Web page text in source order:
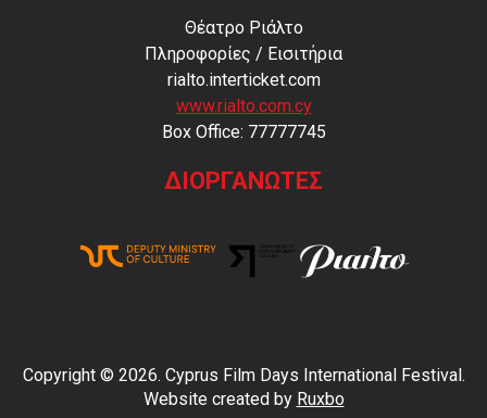
Θέατρο Ριάλτο
Πληροφορίες / Εισιτήρια
rialto.interticket.com
www.rialto.com.cy
Βοx Office: 77777745
ΔΙΟΡΓΑΝΩΤΕΣ
Copyright © 2026. Cyprus Film Days International Festival.
Website created by Ruxbo